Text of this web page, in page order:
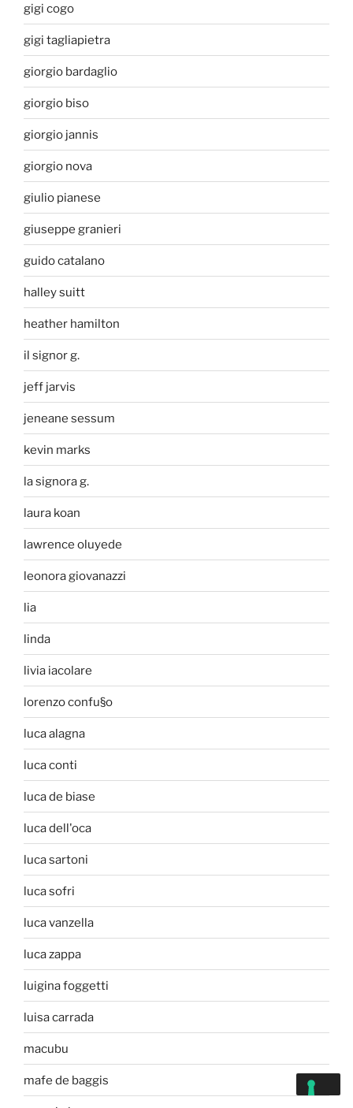
gigi cogo
gigi tagliapietra
giorgio bardaglio
giorgio biso
giorgio jannis
giorgio nova
giulio pianese
giuseppe granieri
guido catalano
halley suitt
heather hamilton
il signor g.
jeff jarvis
jeneane sessum
kevin marks
la signora g.
laura koan
lawrence oluyede
leonora giovanazzi
lia
linda
livia iacolare
lorenzo confu§o
luca alagna
luca conti
luca de biase
luca dell'oca
luca sartoni
luca sofri
luca vanzella
luca zappa
luigina foggetti
luisa carrada
macubu
mafe de baggis